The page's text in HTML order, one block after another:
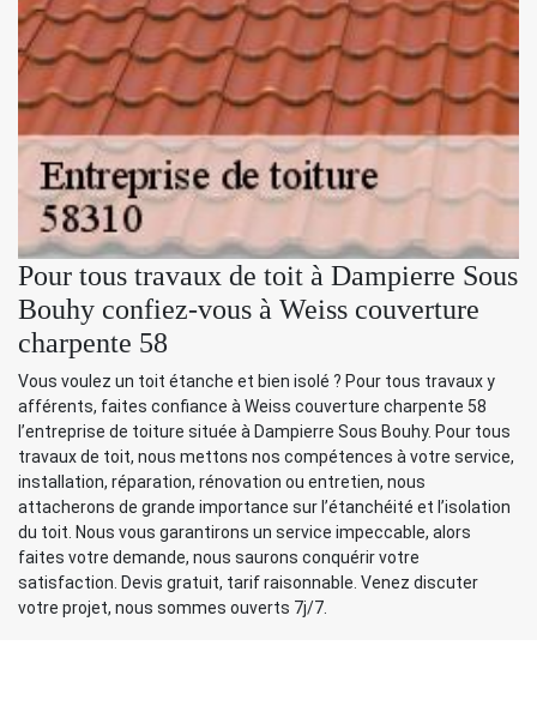
Pour tous travaux de toit à Dampierre Sous
Bouhy confiez-vous à Weiss couverture
charpente 58
Vous voulez un toit étanche et bien isolé ? Pour tous travaux y
afférents, faites confiance à Weiss couverture charpente 58
l’entreprise de toiture située à Dampierre Sous Bouhy. Pour tous
travaux de toit, nous mettons nos compétences à votre service,
installation, réparation, rénovation ou entretien, nous
attacherons de grande importance sur l’étanchéité et l’isolation
du toit. Nous vous garantirons un service impeccable, alors
faites votre demande, nous saurons conquérir votre
satisfaction. Devis gratuit, tarif raisonnable. Venez discuter
votre projet, nous sommes ouverts 7j/7.